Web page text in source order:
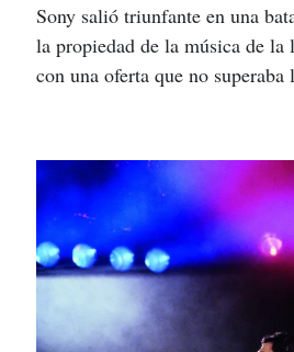
Sony salió triunfante en una
la propiedad de la música de la
con una oferta que no